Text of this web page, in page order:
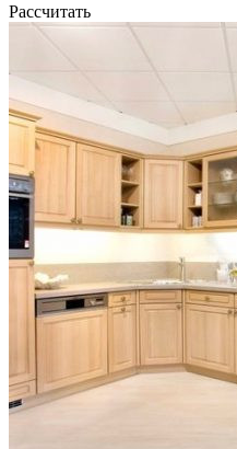
Рассчитать